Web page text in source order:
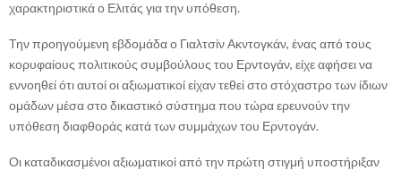
χαρακτηριστικά ο Ελιτάς για την υπόθεση.
Την προηγούμενη εβδομάδα ο Γιαλτσίν Ακντογκάν, ένας από τους
κορυφαίους πολιτικούς συμβούλους του Ερντογάν, είχε αφήσει να
εννοηθεί ότι αυτοί οι αξιωματικοί είχαν τεθεί στο στόχαστρο των ίδιων
ομάδων μέσα στο δικαστικό σύστημα που τώρα ερευνούν την
υπόθεση διαφθοράς κατά των συμμάχων του Ερντογάν.
Οι καταδικασμένοι αξιωματικοί από την πρώτη στιγμή υποστήριξαν